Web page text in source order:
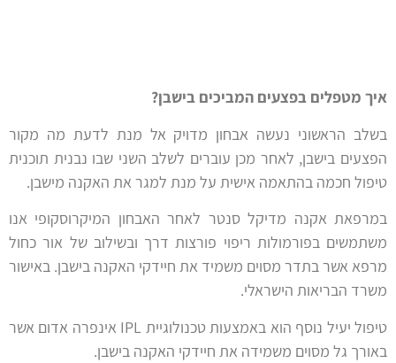
איך מטפלים בפצעים המביכים בישבן?
בשלב הראשוני נעשה אבחון מדויק אל מנת לדעת מה מקור
הפצעים בישבן, לאחר מכן עוברים לשלב השני שבו נבנית תוכנית
טיפול חכמה בהתאמה אישית על מנת למגר את האקנה מישבן.
במרפאת אקנה מדיקל סנטר לאחר האבחון המיקרוסקופי אנו
משתמשים בפורמולות ריפוי פורצות דרך ובשילוב של אור כחול
מרפא אשר בתדר מסוים משמיד את חיידקי האקנה בישבן. באישור
משרד הבריאות הישראלי.
טיפול יעיל נוסף הוא באמצעות טכנולוגיית IPL אינפרה אדום אשר
באורך גל מסוים משמידה את חיידקי האקנה בישבן.